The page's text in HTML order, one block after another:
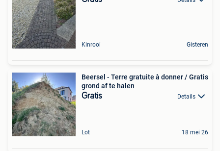
Kinrooi Gisteren
Beersel - Terre gratuite à donner / Gratis
grond af te halen
Gratis Details
Lot 18 mei 26